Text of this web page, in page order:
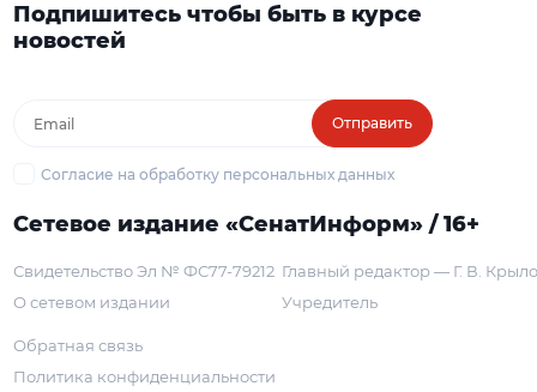
Подпишитесь чтобы быть в курсе
новостей
Отправить
Согласие на обработку персональных данных
Сетевое издание «СенатИнформ» / 16+
Свидетельство Эл № ФС77-79212
О сетевом издании
Главный редактор — Г. В.
Учредитель
Обратная связь
Политика конфиденциальности